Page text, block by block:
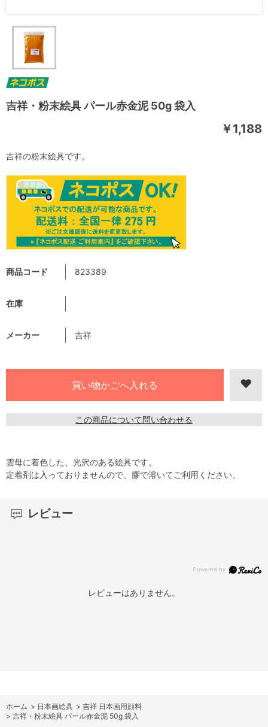
吉祥・粉末絵具 パール赤金泥 50g 袋入
￥1,188
商品コード 823389
在庫
メーカー 吉祥
この商品について問い合わせる
吉祥の粉末絵具です。
雲母に着色した、光沢のある絵具です。
定着剤は入っておりませんので、膠で溶いてご利用ください。
レビュー
レビューはありません。
ホーム > 日本画絵具 > 吉祥 日本画用顔料
> 吉祥・粉末絵具 パール赤金泥 50g 袋入